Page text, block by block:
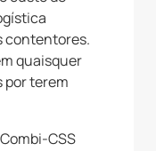
contentores.
quaisquer
por terem
CSS